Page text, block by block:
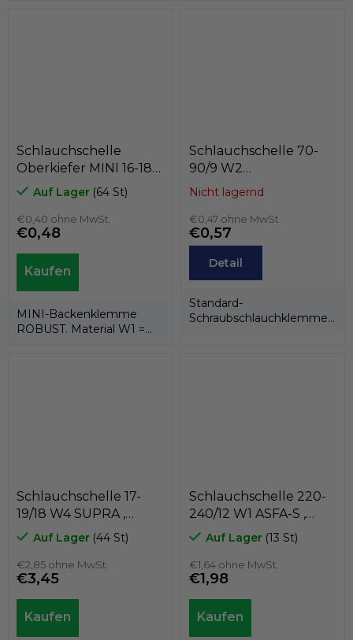
Schlauchschelle
Oberkiefer MINI 16-18
W1, GeTech CBZ16
Auf Lager (64 St)
€0,40 ohne MwSt.
€0,48
MINI-Backenklemme
ROBUST. Material W1 =
Schlauchschelle 70-
90/9 W2
(Edelstahlband und
Verschluss AISI 340,
verzinkte Schraube),
GeTech F070
Nicht lagernd
€0,47 ohne MwSt.
€0,57
Detail
Standard-
Schraubschlauchklemme
Schlauchschelle 17-
19/18 W4 SUPRA ,
MIKALOR 03013016
Auf Lager (44 St)
€2,85 ohne MwSt.
€3,45
Schlauchschelle 220-
240/12 W1 ASFA-S ,
MIKALOR 03009024
Auf Lager (13 St)
€1,64 ohne MwSt.
€1,98